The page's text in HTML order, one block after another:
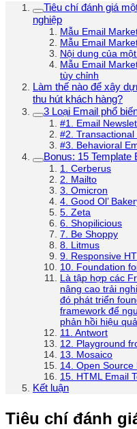
Tiêu chí đánh giá
nghiệp
Mẫu Email
Mẫu Email
Nội dung của
Mẫu Email
tùy chỉnh
Làm thế nào để xây
thu hút khách hàng?
3 Loại Email phổ
#1. Email
#2. Transactional
#3. Behavioral
Bonus: 15
1. Cerberus
2. Mailto
3. Omicron
4. Good Ol’
5. Zeta
6. Shopilicious
7. Be Shoppy
8. Litmus
9. Responsive
10. Foundation
Là tập hợp các
nâng cao trải
đó phát triển
framework để
phản hồi hiệu quả.
11. Antwort
12. Playground
13. Mosaico
14. Open Source
15. HTML Email
Kết luận
Tiêu chí đánh